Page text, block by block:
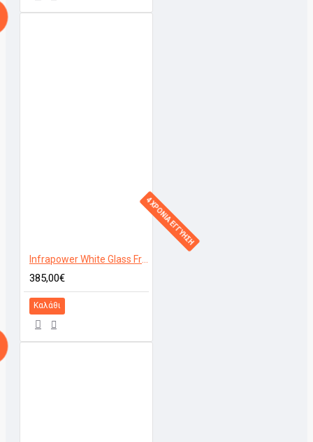
4 ΧΡΟΝΙΑ ΕΓΓΥΗΣΗ
Infrapower White Glass Frameless 800W
385,00€
Καλάθι